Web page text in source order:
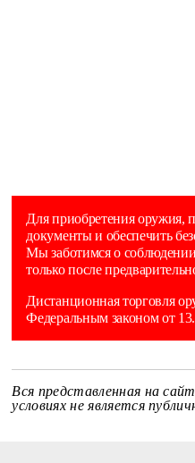
Для приобретения оружия,
документы и обеспечить
Мы заботимся о
только после
Дистанционная торговля
Федеральным законом от
Вся представленная на
условиях не является